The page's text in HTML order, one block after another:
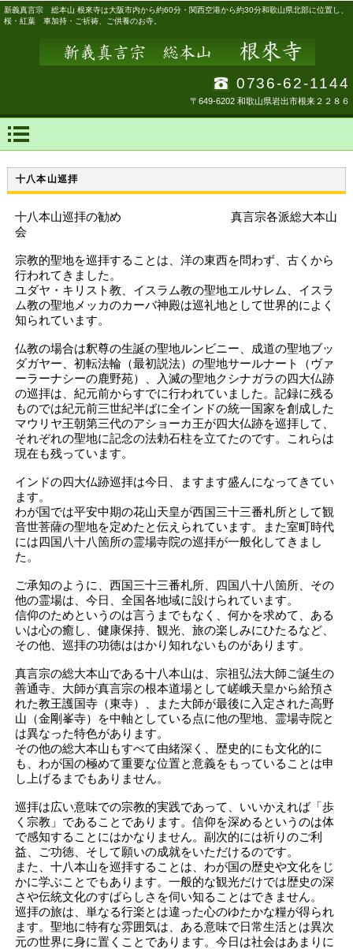
新義真言宗 総本山 根來寺は大阪市内から約60分・関西空港から約30分和歌山県北部に位置し、
桜・紅葉 車加持・ご祈祷、ご供養のお寺。
0736-62-1144
〒649-6202 和歌山県岩出市根来２２８６
十八本山巡拝
十八本山巡拝の勧め 真言宗各派総大本山
会
宗教的聖地を巡拝することは、洋の東西を問わず、古くから
行われてきました。
ユダヤ・キリスト教、イスラム教の聖地エルサレム、イスラ
ム教の聖地メッカのカーバ神殿は巡礼地として世界的によく
知られています。
仏教の場合は釈尊の生誕の聖地ルンビニー、成道の聖地ブッ
ダガヤー、初転法輪（最初説法）の聖地サールナート（ヴァ
ーラーナシーの鹿野苑）、入滅の聖地クシナガラの四大仏跡
の巡拝は、紀元前からすでに行われていました。記録に残る
ものでは紀元前三世紀半ばに全インドの統一国家を創成した
マウリヤ王朝第三代のアショーカ王が四大仏跡を巡拝して、
それぞれの聖地に記念の法勅石柱を立てたのです。これらは
現在も残っています。
インドの四大仏跡巡拝は今日、ますます盛んになってきてい
ます。
わが国では平安中期の花山天皇が西国三十三番札所として観
音世菩薩の聖地を定めたと伝えられています。また室町時代
には四国八十八箇所の霊場寺院の巡拝が一般化してきまし
た。
ご承知のように、西国三十三番札所、四国八十八箇所、その
他の霊場は、今日、全国各地域に設けられています。
信仰のためというのは言うまでもなく、何かを求めて、ある
いは心の癒し、健康保持、観光、旅の楽しみにひたるなど、
その他、巡拝の功徳ははかり知れないものがあります。
真言宗の総大本山である十八本山は、宗祖弘法大師ご誕生の
善通寺、大師が真言宗の根本道場として嵯峨天皇から給預さ
れた教王護国寺（東寺）、また大師が最後に入定された高野
山（金剛峯寺）を中軸としている点に他の聖地、霊場寺院と
は異なった特色があります。
その他の総大本山もすべて由緒深く、歴史的にも文化的に
も、わが国の極めて重要な位置と意義をもっていることは申
し上げるまでもありません。
巡拝は広い意味での宗教的実践であって、いいかえれば「歩
く宗教」であることであります。信仰を深めるというのは体
で感知することにはかなりません。副次的には祈りのご利
益、ご功徳、そして願いの成就をいただけるのです。
また、十八本山を巡拝することは、わが国の歴史や文化をじ
かに学ぶことでもあります。一般的な観光だけでは歴史の深
さや伝統文化のすばらしさを伺い知ることはできません。
巡拝の旅は、単なる行楽とは違った心のゆたかな糧が得られ
ます。聖地に特有な雰囲気は、ある意味で日常生活とは異次
元の世界に身に置くことであります。今日は社会はあまりに